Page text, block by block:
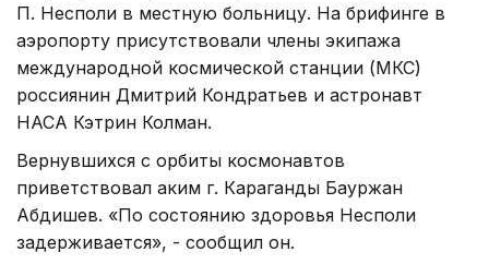
П. Несполи в местную больницу. На брифинге в
аэропорту присутствовали члены экипажа
международной космической станции (МКС)
россиянин Дмитрий Кондратьев и астронавт
НАСА Кэтрин Колман.
Вернувшихся с орбиты космонавтов
приветствовал аким г. Караганды Бауржан
Абдишев. «По состоянию здоровья Несполи
задерживается», - сообщил он.